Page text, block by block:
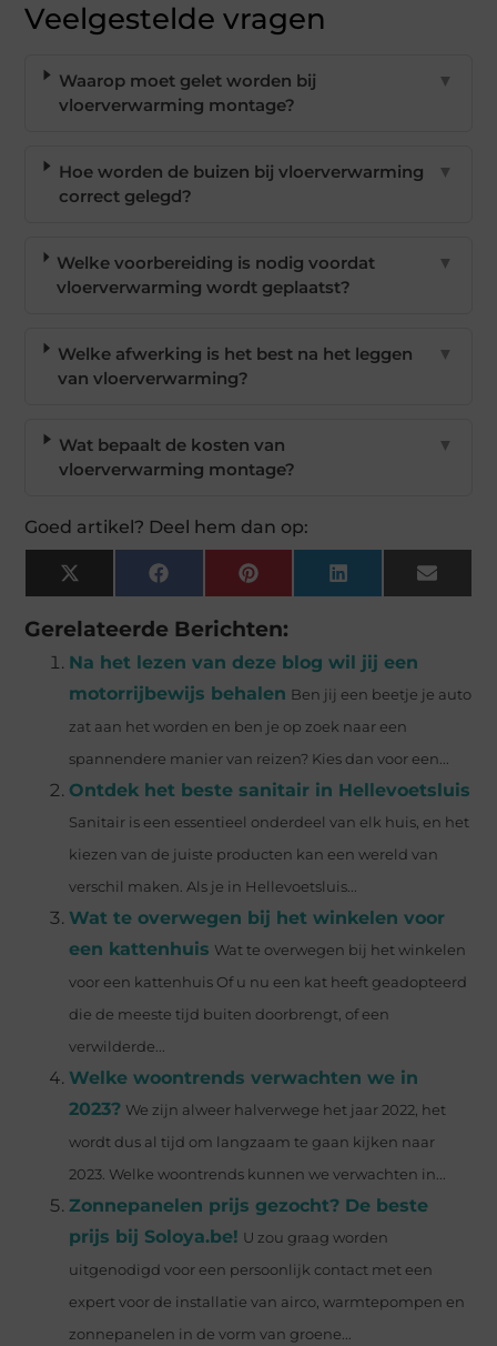
Veelgestelde vragen
Waarop moet gelet worden bij
vloerverwarming montage?
▼
Hoe worden de buizen bij vloerverwarming
correct gelegd?
▼
Welke voorbereiding is nodig voordat
vloerverwarming wordt geplaatst?
▼
Welke afwerking is het best na het leggen
van vloerverwarming?
▼
Wat bepaalt de kosten van
vloerverwarming montage?
▼
Goed artikel? Deel hem dan op:
X
(Twitter)
FacebookPinterest LinkedIn Email
Gerelateerde Berichten:
Na het lezen van deze blog wil jij een
motorrijbewijs behalen Ben jij een beetje je auto
zat aan het worden en ben je op zoek naar een
spannendere manier van reizen? Kies dan voor een...
Ontdek het beste sanitair in Hellevoetsluis
Sanitair is een essentieel onderdeel van elk huis, en het
kiezen van de juiste producten kan een wereld van
verschil maken. Als je in Hellevoetsluis...
Wat te overwegen bij het winkelen voor
een kattenhuis Wat te overwegen bij het winkelen
voor een kattenhuis Of u nu een kat heeft geadopteerd
die de meeste tijd buiten doorbrengt, of een
verwilderde...
Welke woontrends verwachten we in
2023? We zijn alweer halverwege het jaar 2022, het
wordt dus al tijd om langzaam te gaan kijken naar
2023. Welke woontrends kunnen we verwachten in...
Zonnepanelen prijs gezocht? De beste
prijs bij Soloya.be! U zou graag worden
uitgenodigd voor een persoonlijk contact met een
expert voor de installatie van airco, warmtepompen en
zonnepanelen in de vorm van groene...